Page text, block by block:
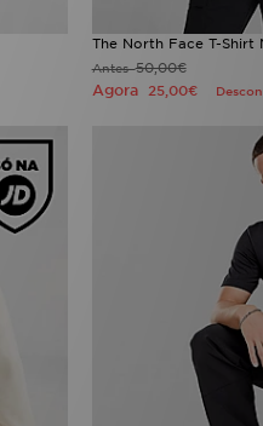
The North Face T-Shirt
Antes50,00€
Agora 25,00€